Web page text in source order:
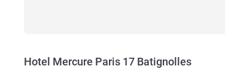
Hotel Mercure Paris 17 Batignolles